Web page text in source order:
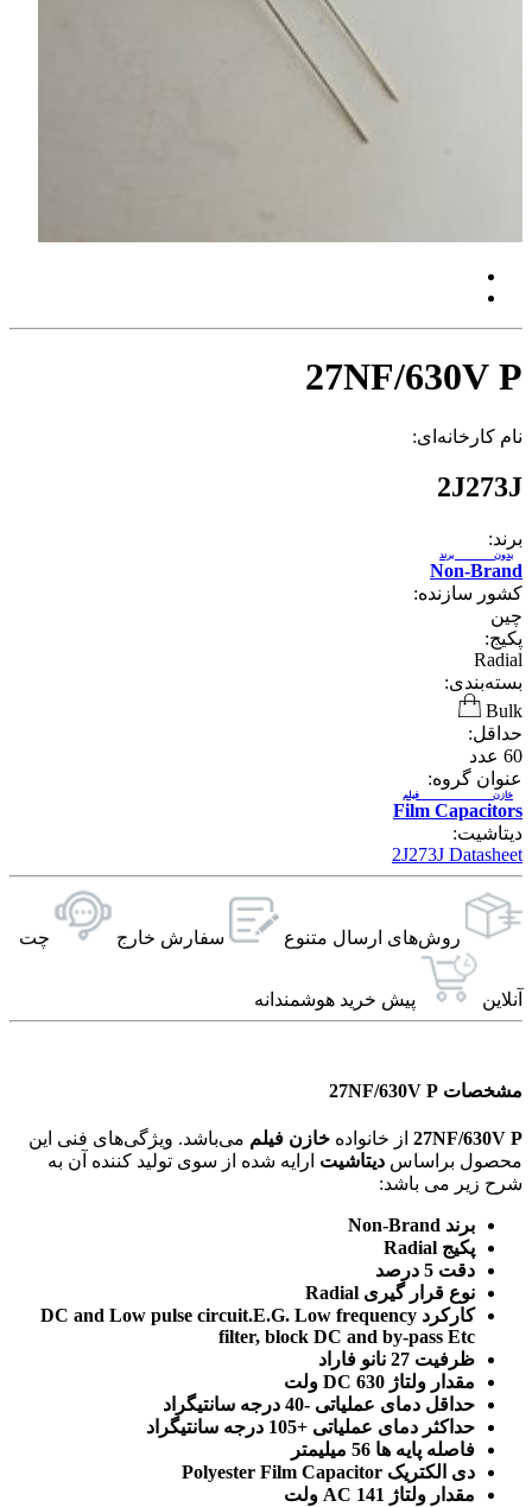
27NF/630V P
نام کارخانه‌ای:
2J273J
برند:
Non-Brand
بدون برند
کشور سازنده:
چین
پکیج:
Radial
بسته‌بندی:
Bulk
حداقل:
60 عدد
عنوان گروه:
Film Capacitors
خازن فیلم
دیتاشیت:
2J273J Datasheet
روش‌های ارسال‌ متنوع سفارش خارج چت
آنلاین پیش خرید هوشمندانه
مشخصات 27NF/630V P
27NF/630V P از خانواده خازن فیلم می‌باشد. ویژگی‌های فنی این
محصول براساس دیتاشیت ارایه شده از سوی تولید کننده آن به
شرح زیر می باشد:
برند Non-Brand
پکیج Radial
دقت 5 درصد
نوع قرار گیری Radial
کارکرد DC and Low pulse circuit.E.G. Low frequency
filter, block DC and by-pass Etc
ظرفیت 27 نانو فاراد
مقدار ولتاژ DC 630 ولت
حداقل دمای عملیاتی -40 درجه سانتیگراد
حداکثر دمای عملیاتی +105 درجه سانتیگراد
فاصله پایه ها 56 میلیمتر
دی الکتریک Polyester Film Capacitor
مقدار ولتاژ AC 141 ولت